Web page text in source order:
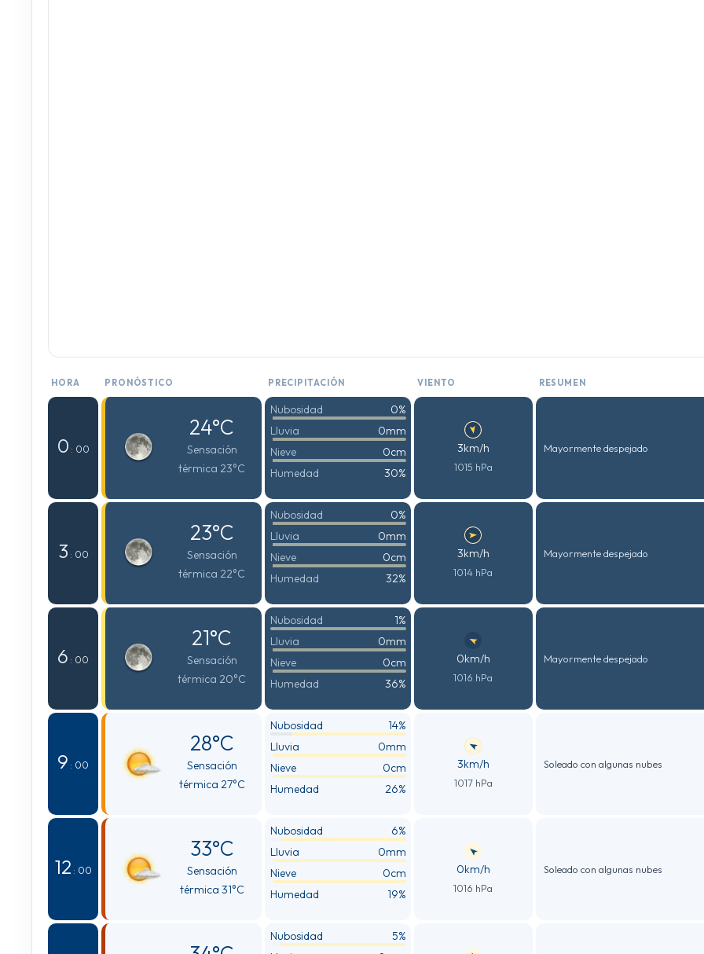
HORA PRONÓSTICO PRECIPITACIÓN VIENTO RESUMEN
0 : 00
24°C
Sensación
térmica 23°C
Nubosidad
0%
Lluvia
0mm
Nieve
0cm
Humedad
30%
3km/h
1015 hPa
Mayormente despejado
3 : 00
23°C
Sensación
térmica 22°C
Nubosidad
0%
Lluvia
0mm
Nieve
0cm
Humedad
32%
3km/h
1014 hPa
Mayormente despejado
6 : 00
21°C
Sensación
térmica 20°C
Nubosidad
1%
Lluvia
0mm
Nieve
0cm
Humedad
36%
0km/h
1016 hPa
Mayormente despejado
9 : 00
28°C
Sensación
térmica 27°C
Nubosidad
14%
Lluvia
0mm
Nieve
0cm
Humedad
26%
3km/h
1017 hPa
Soleado con algunas nubes
12 : 00
33°C
Sensación
térmica 31°C
Nubosidad
6%
Lluvia
0mm
Nieve
0cm
Humedad
19%
0km/h
1016 hPa
Soleado con algunas nubes
Nubosidad
5%